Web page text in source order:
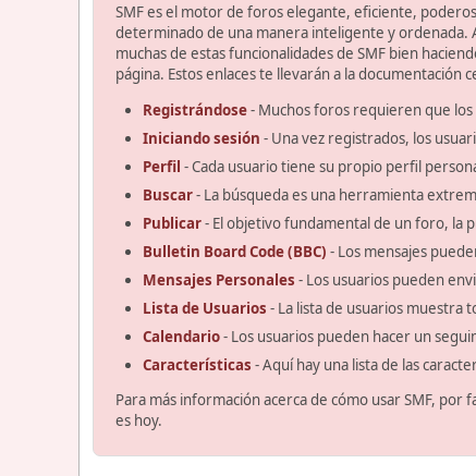
SMF es el motor de foros elegante, eficiente,
determinado de una manera inteligente y ordenada.
muchas de estas funcionalidades de SMF bien
página. Estos enlaces te llevarán a la documentación
Registrándose- Muchos foros requieren que
Iniciando sesión - Una vez registrados, los
Perfil - Cada usuario tiene su propio perfil
Buscar- La búsqueda es una herramienta
Publicar- El objetivo fundamental de un foro, la
Bulletin Board Code (BBC) - Los mensajes
Mensajes Personales - Los usuarios pueden
Lista de Usuarios - La lista de usuarios muestra
Calendario- Los usuarios pueden hacer un
Características - Aquí hay una lista de las
Para más información acerca de cómo usar SMF, por
es hoy.